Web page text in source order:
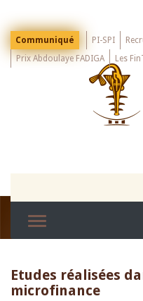
mainMenu
Top
Communiqué PI-SPI
Prix Abdoulaye FADIGA
Les
Etudes réalisées
microfinance